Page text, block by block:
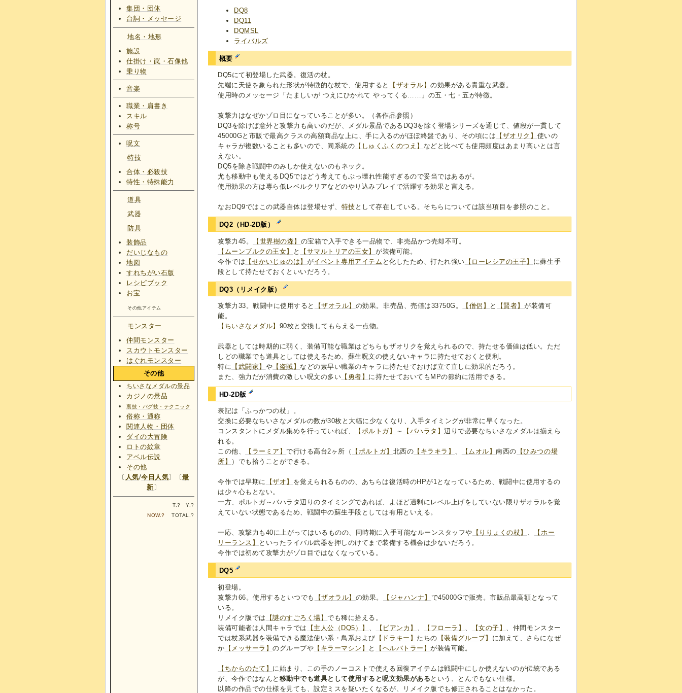
DQ8
DQ11
DQMSL
ライバルズ
概要
DQ5にて初登場した武器。復活の杖。
先端に天使を象られた形状が特徴的な杖で、使用すると
【ザオラル】の効果がある貴重な武器。
使用時のメッセージ「たましいが つえにひかれて やってくる……」の五・七・五が特徴。
攻撃力はなぜかゾロ目になっていることが多い。（各作品参照）
DQ3を除けば意外と攻撃力も高いのだが、メダル景品であるDQ3を除く登場シリーズを通じて、値段が一貫して
45000Gと市販で最高クラスの高額商品な上に、手に入るのがほぼ終盤であり、その頃には 【ザオリク】 使いの
キャラが複数いることも多いので、同系統の 【しゅくふくのつえ】 などと比べても使用頻度はあまり高いとは言
えない。
DQ5を除き戦闘中のみしか使えないのもネック。
尤も移動中も使えるDQ5ではどう考えてもぶっ壊れ性能すぎるので妥当ではあるが。
使用効果の方は専ら低レベルクリアなどのやり込みプレイで活躍する効果と言える。
なおDQ9ではこの武器自体は登場せず、 特技 として存在している。そちらについては該当項目を参照のこと。
DQ2（HD-2D版）
攻撃力45。 【世界樹の森】 の宝箱で入手できる一品物で、非売品かつ売却不可。
【ムーンブルクの王女】
と 【サマルトリアの王女】 が装備可能。
今作では 【せかいじゅのは】 がイベント専用アイテム と化したため、打たれ強い 【ローレシアの王子】 に蘇生手
段として持たせておくといいだろう。
DQ3（リメイク版）
攻撃力33。戦闘中に使用すると 【ザオラル】 の効果。非売品、売値は33750G。 【僧侶】 と 【賢者】が装備可
能。
【ちいさなメダル】 90枚と交換してもらえる一点物。
武器としては時期的に弱く、装備可能な職業はどちらもザオリクを覚えられるので、持たせる価値は低い。ただ
しどの職業でも道具としては使えるため、蘇生呪文の使えないキャラに持たせておくと便利。
特に 【武闘家】 や 【盗賊】 などの素早い職業のキャラに持たせておけば立て直しに効果的だろう。
また、強力だが消費の激しい呪文の多い 【勇者】 に持たせておいてもMPの節約に活用できる。
HD-2D版
表記は「ふっかつの杖」。
交換に必要なちいさなメダルの数が30枚と大幅に少なくなり、入手タイミングが非常に早くなった。
コンスタントにメダル集めを行っていれば、
【ポルトガ】 ～ 【バハラタ】辺りで必要なちいさなメダルは揃えら
れる。
この他、
【ラーミア】で行ける高台2ヶ所（ 【ポルトガ】 北西の 【キラキラ】 、 【ムオル】南西の 【ひみつの場
所】
）でも拾うことができる。
今作では早期に 【ザオ】 を覚えられるものの、あちらは復活時のHPが1となっているため、戦闘中に使用するの
は少々心もとない。
一方、ポルトガ～バハラタ辺りのタイミングであれば、よほど過剰にレベル上げをしていない限りザオラルを覚
えていない状態であるため、戦闘中の蘇生手段としては有用といえる。
一応、攻撃力も40に上がってはいるものの、同時期に入手可能なルーンスタッフや 【りりょくの杖】 、
【ホー
リーランス】
といったライバル武器を押しのけてまで装備する機会は少ないだろう。
今作では初めて攻撃力がゾロ目ではなくなっている。
DQ5
初登場。
攻撃力66。使用するといつでも
【ザオラル】 の効果。 【ジャハンナ】 で45000Gで販売。市販品最高額となって
いる。
リメイク版では
【謎のすごろく場】でも稀に拾える。
装備可能者は人間キャラでは
【主人公（DQ5）】 【ビアンカ】 【フローラ】 【女の子】
、仲間モンスター
では杖系武器を装備できる魔法使い系・鳥系および 【ドラキー】 たちの 【装備グループ】 に加えて、さらになぜ
か 【メッサーラ】のグループや 【キラーマシン】 と 【ヘルバトラー】が装備可能。
【ちからのたて】 に始まり、この手のノーコストで使える回復アイテムは戦闘中にしか使えないのが伝統である
が、今作ではなんと 移動中でも道具として使用すると呪文効果がある という、とんでもない仕様。
以降の作品での仕様を見ても、設定ミスを疑いたくなるが、リメイク版でも修正されることはなかった。
集団・団体
台詞・メッセージ
地名・地形
施設
仕掛け・罠・石像他
乗り物
音楽
職業・肩書き
スキル
称号
呪文
特技
合体・必殺技
特性・特殊能力
道具
武器
防具
装飾品
だいじなもの
地図
すれちがい石版
レシピブック
お宝
その他アイテム
モンスター
仲間モンスター
スカウトモンスター
はぐれモンスター
その他
ちいさなメダルの景品
カジノの景品
裏技・バグ技・テクニック
俗称・通称
関連人物・団体
ダイの大冒険
ロトの紋章
アベル伝説
その他
〔 人気/今日人気〕〔最
新 〕
T.? Y.?
NOW.? TOTAL.?